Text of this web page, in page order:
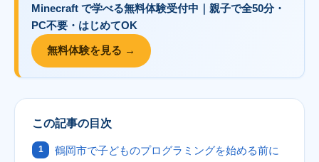
Minecraft で学べる無料体験受付中｜ 親子で全50分・
PC不要・はじめてOK
無料体験を見る →
この記事の目次
鶴岡市で子どものプログラミングを始める前に